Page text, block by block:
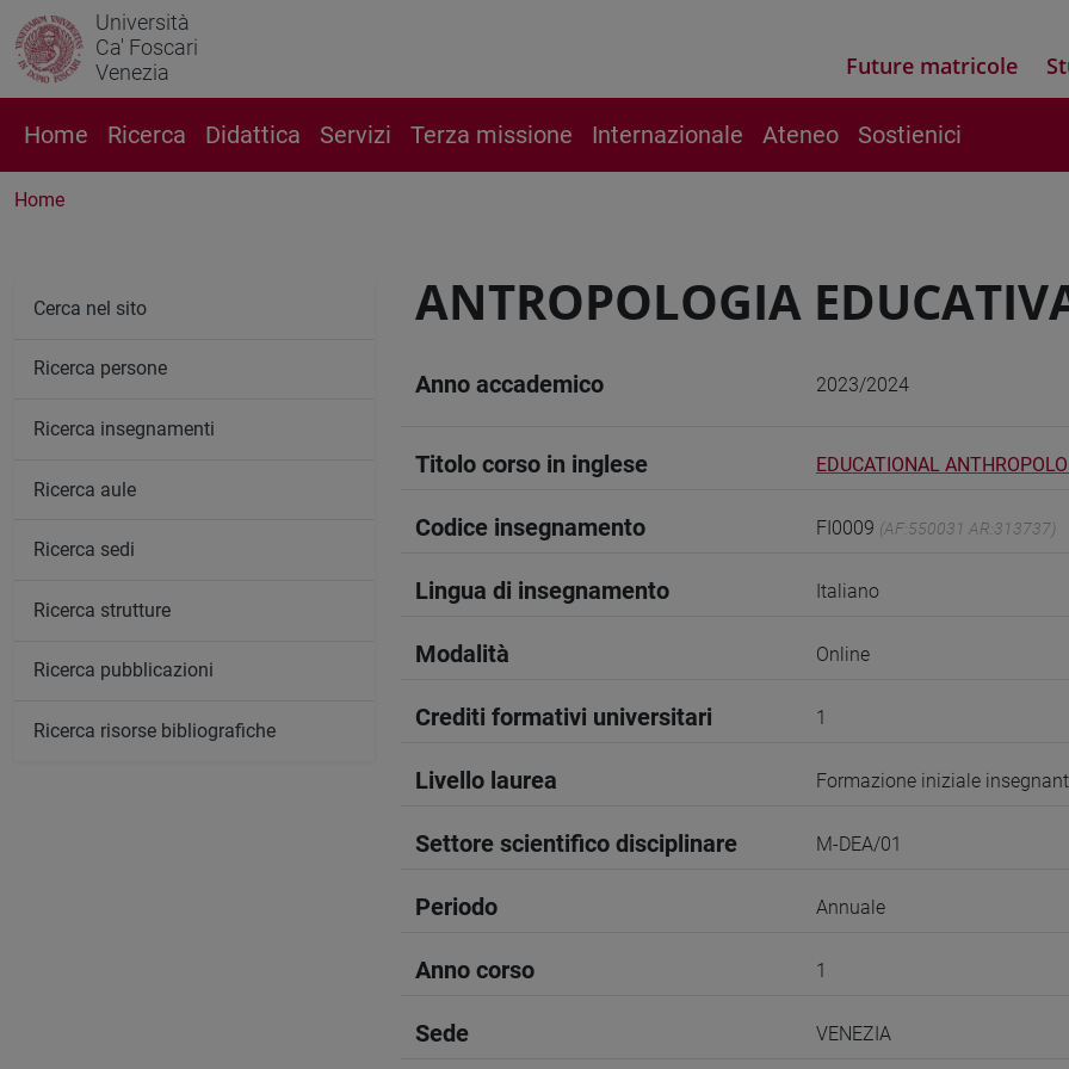
Università
Ca' Foscari
Venezia
Future matricole
Home Ricerca Didattica Servizi Terza missione Internazionale Ateneo Sostienici
Home
ANTROPOLOGIA
Anno accademico 2023/2024
Titolo corso in inglese EDUCATIONAL
Codice insegnamento FI0009 (AF:550031 AR:313737)
Lingua di insegnamento Italiano
Modalità Online
Crediti formativi universitari 1
Livello laurea Formazione iniziale
Settore scientifico disciplinare M-DEA/01
Periodo Annuale
Anno corso 1
Sede VENEZIA
Cerca nel sito
Ricerca persone
Ricerca insegnamenti
Ricerca aule
Ricerca sedi
Ricerca strutture
Ricerca pubblicazioni
Ricerca risorse bibliografiche